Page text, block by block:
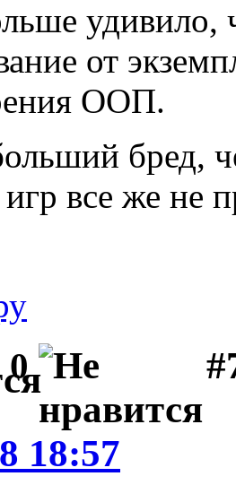
удивило,
от
ООП.
бред,
все же не
0
18:57